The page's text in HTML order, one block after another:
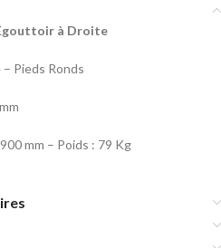
Égouttoir à Droite
Pieds Ronds
mm – Poids : 79 Kg